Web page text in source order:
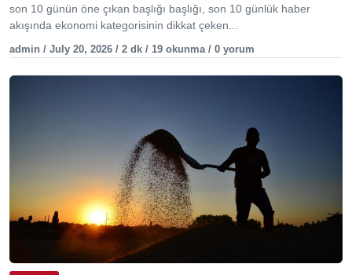
son 10 günün öne çıkan başlığı başlığı, son 10 günlük haber
akışında ekonomi kategorisinin dikkat çeken...
admin / July 20, 2026 / 2 dk / 19 okunma / 0 yorum